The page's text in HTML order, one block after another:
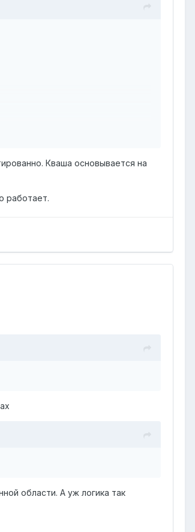
Кваша основывается на
работает.
области. А уж логика так